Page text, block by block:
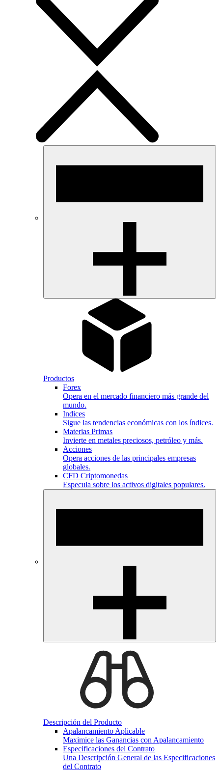
Productos
Forex
Opera en el mercado financiero más grande del
mundo.
Indices
Sigue las tendencias económicas con los índices.
Materias Primas
Invierte en metales preciosos, petróleo y más.
Acciones
Opera acciones de las principales empresas
globales.
CFD Criptomonedas
Especula sobre los activos digitales populares.
Descripción del Producto
Apalancamiento Aplicable
Maximice las Ganancias con Apalancamiento
Especificaciones del Contrato
Una Descripción General de las Especificaciones
del Contrato